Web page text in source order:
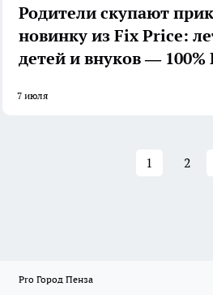
Родители скупают
новинку из Fix Price:
детей и внуков —
7 июля
1 2
Pro Город Пенза